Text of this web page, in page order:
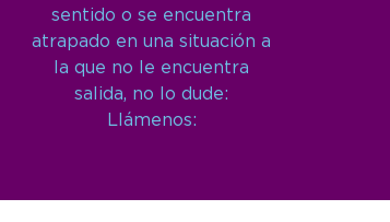
sentido o se encuentra
atrapado en una situación a
la que no le encuentra
salida, no lo dude:
Llámenos: